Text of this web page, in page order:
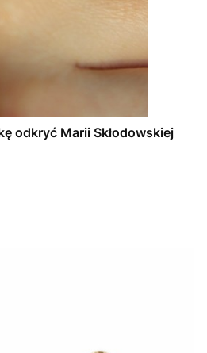
odkryć Marii Skłodowskiej